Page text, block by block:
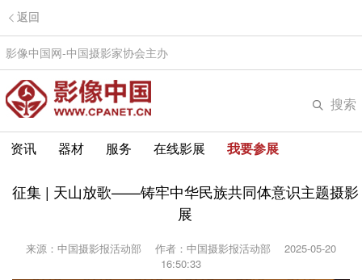
返回
影像中国网-中国摄影家协会主办
搜索
资讯 器材 服务 在线影展 我要参展
征集 | 天山放歌——铸牢中华民族共同体意识主题摄影
展
来源：中国摄影报活动部 作者：中国摄影报活动部
2025-05-20
16:50:33